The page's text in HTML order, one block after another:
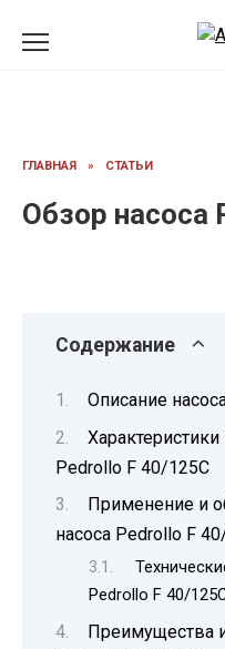
ГЛАВНАЯ » СТАТЬИ
Обзор насоса
Содержание
Описание
Pedrollo F 40/125C
Применение и
насоса Pedrollo F
Pedrollo F 40/
Преимущества